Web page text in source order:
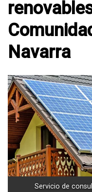
Navarra
Servicio de